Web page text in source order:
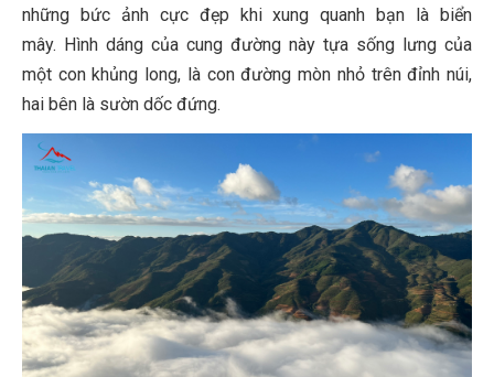
những bức ảnh cực đẹp khi xung quanh bạn là biển
mây. Hình dáng của cung đường này tựa sống lưng của
một con khủng long, là con đường mòn nhỏ trên đỉnh núi,
hai bên là sườn dốc đứng.